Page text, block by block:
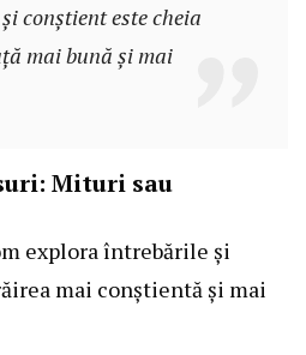
conștient este cheia
mai bună și mai
Mituri sau
explora întrebările și
mai conștientă și mai